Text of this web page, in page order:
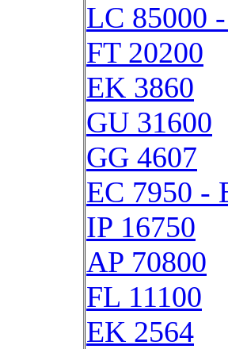
LC 85000
FT 20200
EK 3860
GU 31600
GG 4607
EC 7950 -
IP 16750
AP 70800
FL 11100
EK 2564